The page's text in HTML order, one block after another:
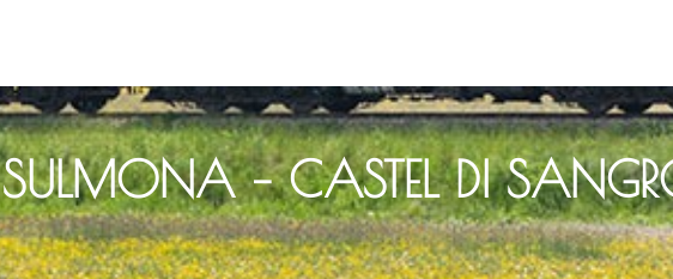
SULMONA – CASTEL DI